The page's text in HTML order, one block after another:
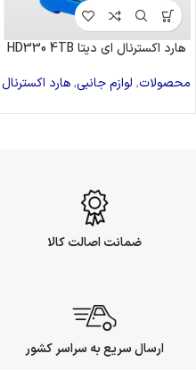
هارد اکسترنال ای دیتا HD330 4TB
محصولات, لوازم جانبی,هارد اکسترنال
ضمانت اصالت کالا
ارسال سریع به سراسر کشور